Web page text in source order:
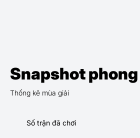
Snapshot
Thống kê mùa giải
Số trận đã chơi